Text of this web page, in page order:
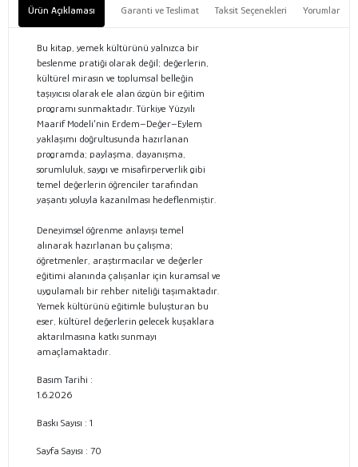
Ürün Açıklaması Garanti ve Teslimat Taksit Seçenekleri Yorumlar
Bu kitap, yemek kültürünü yalnızca bir
beslenme pratiği olarak değil; değerlerin,
kültürel mirasın ve toplumsal belleğin
taşıyıcısı olarak ele alan özgün bir eğitim
programı sunmaktadır. Türkiye Yüzyılı
Maarif Modeli’nin Erdem–Değer–Eylem
yaklaşımı doğrultusunda hazırlanan
programda; paylaşma, dayanışma,
sorumluluk, saygı ve misafirperverlik gibi
temel değerlerin öğrenciler tarafından
yaşantı yoluyla kazanılması hedeflenmiştir.
Deneyimsel öğrenme anlayışı temel
alınarak hazırlanan bu çalışma;
öğretmenler, araştırmacılar ve değerler
eğitimi alanında çalışanlar için kuramsal ve
uygulamalı bir rehber niteliği taşımaktadır.
Yemek kültürünü eğitimle buluşturan bu
eser, kültürel değerlerin gelecek kuşaklara
aktarılmasına katkı sunmayı
amaçlamaktadır.
Basım Tarihi :
1.6.2026
Baskı Sayısı : 1
Sayfa Sayısı : 70